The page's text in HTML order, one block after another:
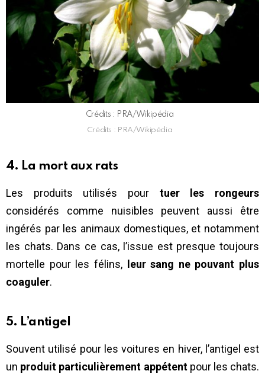
Crédits : PRA/Wikipédia
Crédits : PRA/Wikipédia
4. La mort aux rats
Les produits utilisés pour tuer les rongeurs
considérés comme nuisibles peuvent aussi être
ingérés par les animaux domestiques, et notamment
les chats. Dans ce cas, l’issue est presque toujours
mortelle pour les félins,
leur sang ne pouvant plus
coaguler.
5. L’antigel
Souvent utilisé pour les voitures en hiver, l’antigel est
un produit particulièrement appétentpour les chats.